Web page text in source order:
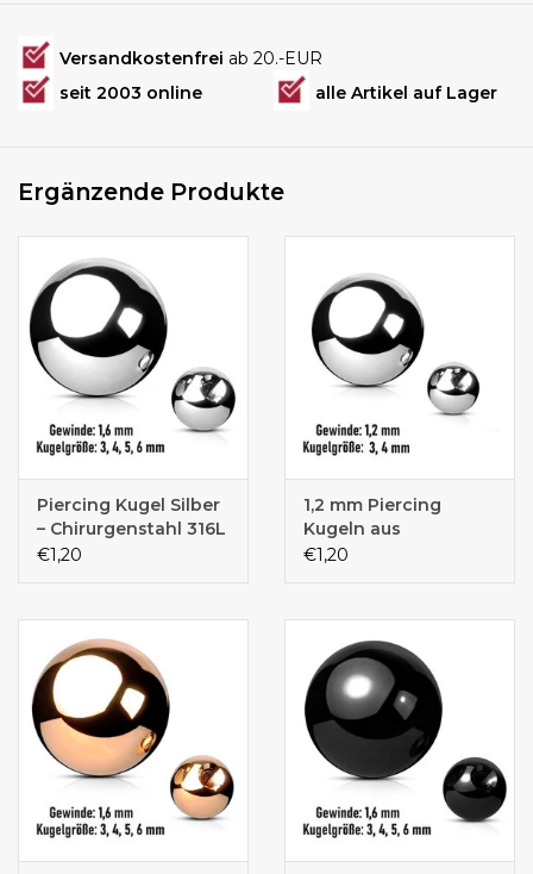
Versandkostenfrei ab 20.-EUR
seit 2003 online
alle Artikel auf Lager
Ergänzende Produkte
Piercing Kugel Silber
– Chirurgenstahl 316L
– 1,6 mm
€1,20
1,2 mm Piercing
Kugeln aus
Chirurgenstahl 316L –
€1,20